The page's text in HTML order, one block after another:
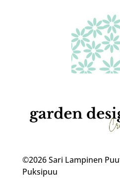
©2026 Sari Lampinen
Puksipuu